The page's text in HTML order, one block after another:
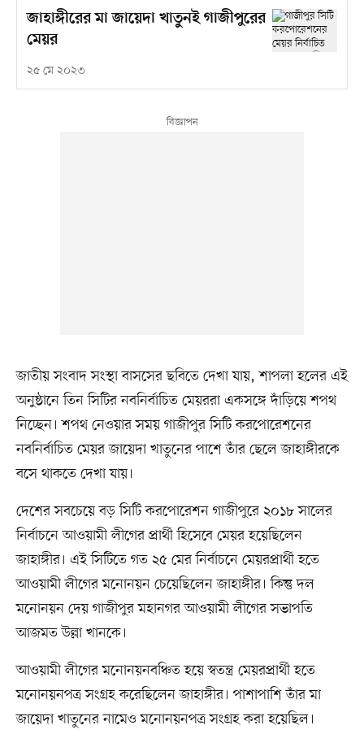
জাহাঙ্গীরের মা জায়েদা খাতুনই গাজীপুরের
মেয়র
২৫ মে ২০২৩
জাতীয় সংবাদ সংস্থা বাসসের ছবিতে দেখা যায়, শাপলা হলের এই
অনুষ্ঠানে তিন সিটির নবনির্বাচিত মেয়ররা একসঙ্গে দাঁড়িয়ে শপথ
নিচ্ছেন। শপথ নেওয়ার সময় গাজীপুর সিটি করপোরেশনের
নবনির্বাচিত মেয়র জায়েদা খাতুনের পাশে তাঁর ছেলে জাহাঙ্গীরকে
বসে থাকতে দেখা যায়।
দেশের সবচেয়ে বড় সিটি করপোরেশন গাজীপুরে ২০১৮ সালের
নির্বাচনে আওয়ামী লীগের প্রার্থী হিসেবে মেয়র হয়েছিলেন
জাহাঙ্গীর। এই সিটিতে গত ২৫ মের নির্বাচনে মেয়রপ্রার্থী হতে
আওয়ামী লীগের মনোনয়ন চেয়েছিলেন জাহাঙ্গীর। কিন্তু দল
মনোনয়ন দেয় গাজীপুর মহানগর আওয়ামী লীগের সভাপতি
আজমত উল্লা খানকে।
আওয়ামী লীগের মনোনয়নবঞ্চিত হয়ে স্বতন্ত্র মেয়রপ্রার্থী হতে
মনোনয়নপত্র সংগ্রহ করেছিলেন জাহাঙ্গীর। পাশাপাশি তাঁর মা
জায়েদা খাতুনের নামেও মনোনয়নপত্র সংগ্রহ করা হয়েছিল।